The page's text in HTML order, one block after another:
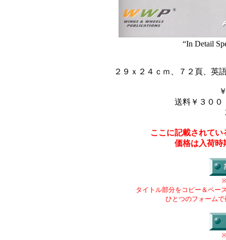
“In Detail
２９ｘ２４ｃｍ、７２頁、英
送料￥３００
ここに記載されて
価格は入荷時
タイトル部分をコピー＆ペー
ひとつのフォーム